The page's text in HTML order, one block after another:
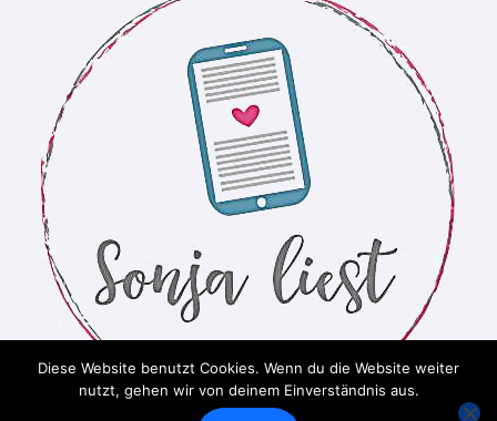
Diese Website benutzt Cookies. Wenn du die Website weiter
nutzt, gehen wir von deinem Einverständnis aus.